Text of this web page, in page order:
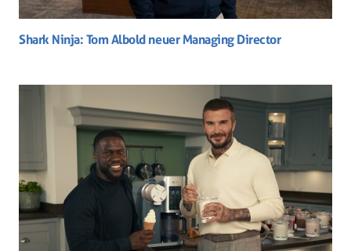
Shark Ninja: Tom Albold neuer Managing Director